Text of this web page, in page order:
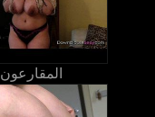
المقارعون